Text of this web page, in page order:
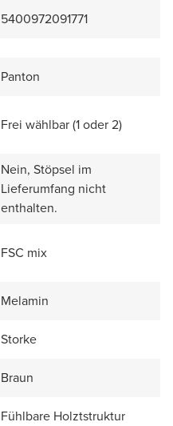
5400972091771
Panton
Frei wählbar (1 oder 2)
Nein, Stöpsel im
Lieferumfang nicht
enthalten.
FSC mix
Melamin
Storke
Braun
Fühlbare Holztstruktur